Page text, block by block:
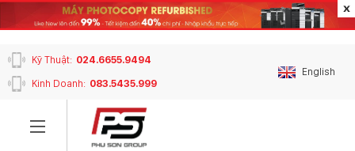
content_copy
English
Kỹ Thuật: 024.6655.9494
Kinh Doanh: 083.5435.999